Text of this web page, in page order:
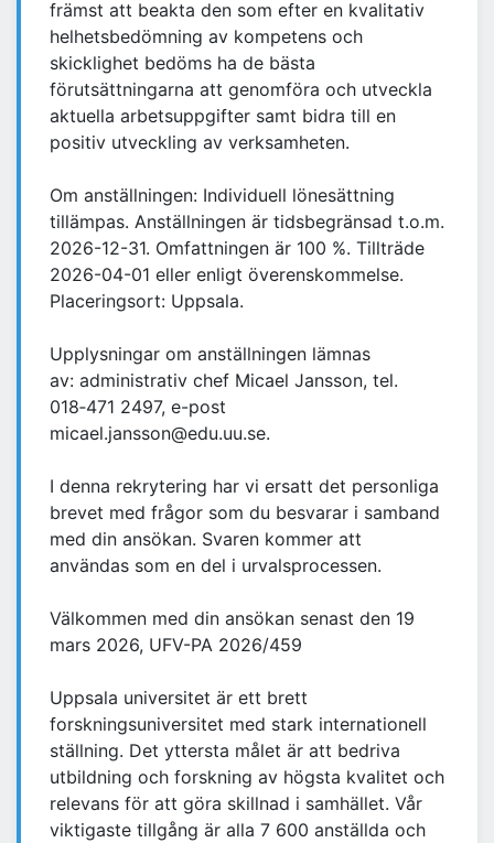
främst att beakta den som efter en kvalitativ
helhetsbedömning av kompetens och
skicklighet bedöms ha de bästa
förutsättningarna att genomföra och utveckla
aktuella arbetsuppgifter samt bidra till en
positiv utveckling av verksamheten.
Om anställningen: Individuell lönesättning
tillämpas. Anställningen är tidsbegränsad t.o.m.
2026-12-31. Omfattningen är 100 %. Tillträde
2026-04-01 eller enligt överenskommelse.
Placeringsort: Uppsala.
Upplysningar om anställningen lämnas
av: administrativ chef Micael Jansson, tel.
018‑471 2497, e-post
micael.jansson@edu.uu.se.
I denna rekrytering har vi ersatt det personliga
brevet med frågor som du besvarar i samband
med din ansökan. Svaren kommer att
användas som en del i urvalsprocessen.
Välkommen med din ansökan senast den 19
mars 2026, UFV-PA 2026/459
Uppsala universitet är ett brett
forskningsuniversitet med stark internationell
ställning. Det yttersta målet är att bedriva
utbildning och forskning av högsta kvalitet och
relevans för att göra skillnad i samhället. Vår
viktigaste tillgång är alla 7 600 anställda och